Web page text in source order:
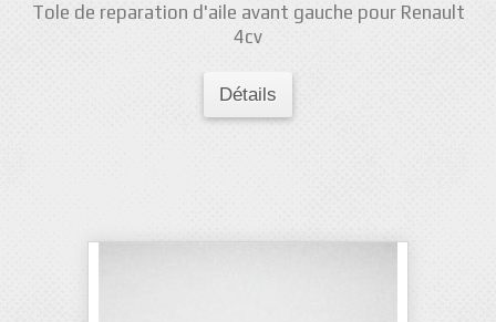
Tole de reparation d'aile avant gauche pour Renault
4cv
Détails